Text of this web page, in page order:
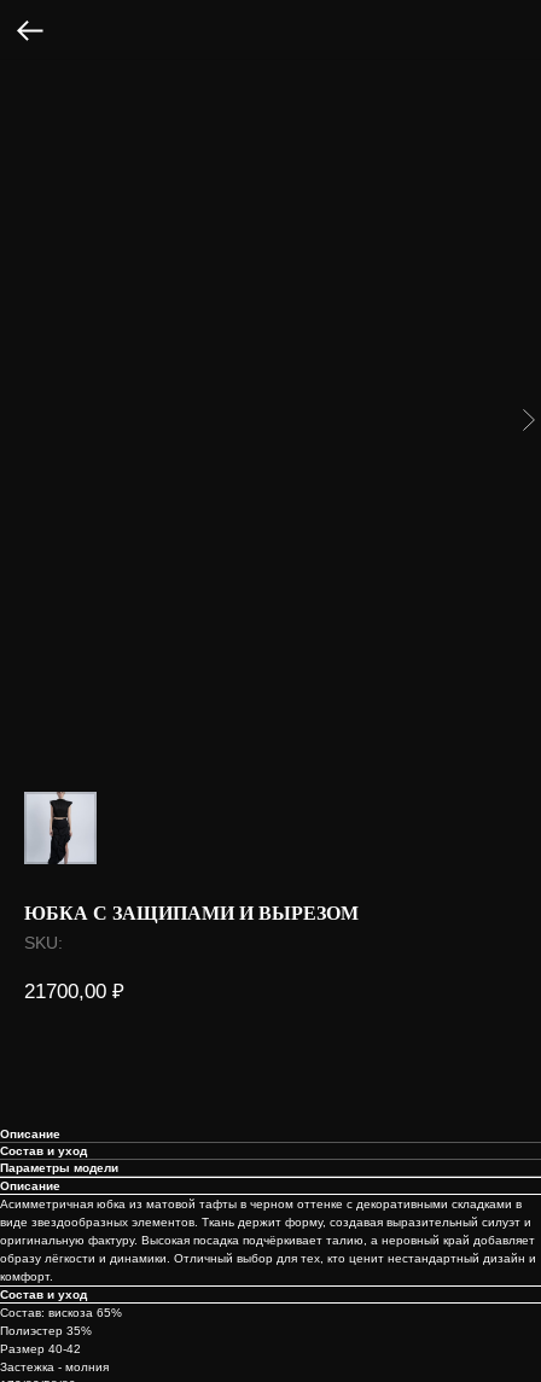
ЮБКА С ЗАЩИПАМИ И ВЫРЕЗОМ
SKU:
21700,00 ₽
Описание
Состав и уход
Параметры модели
Описание
Асимметричная юбка из матовой тафты в черном оттенке с декоративными складками в
виде звездообразных элементов. Ткань держит форму, создавая выразительный силуэт и
оригинальную фактуру. Высокая посадка подчёркивает талию, а неровный край добавляет
образу лёгкости и динамики. Отличный выбор для тех, кто ценит нестандартный дизайн и
комфорт.
Состав и уход
Состав: вискоза 65%
Полиэстер 35%
Размер 40-42
Застежка - молния